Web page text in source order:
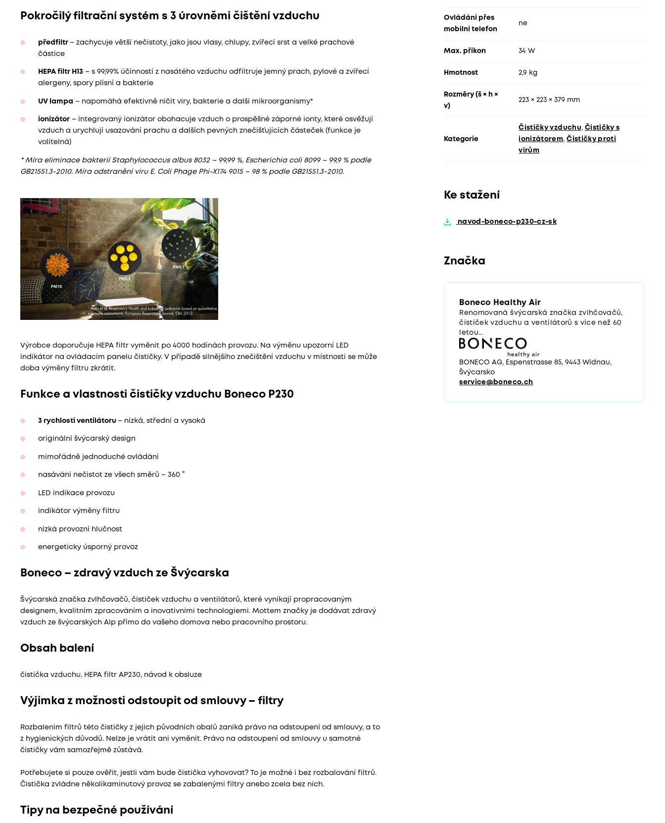
Pokročilý filtrační systém s 3 úrovněmi čištění vzduchu
předfiltr – zachycuje větší nečistoty, jako jsou vlasy, chlupy, zvířecí srst a velké prachové
částice
HEPA filtr H13– s 99,99% účinností z nasátého vzduchu odfiltruje jemný prach, pylové a zvířecí
alergeny, spory plísní a bakterie
UV lampa – napomáhá efektivně ničit viry, bakterie a další mikroorganismy*
ionizátor– integrovaný ionizátor obohacuje vzduch o prospěšné záporné ionty, které osvěžují
vzduch a urychlují usazování prachu a dalších pevných znečišťujících částeček (funkce je
volitelná)
* Míra eliminace bakterií Staphylococcus albus 8032 – 99,99 %, Escherichia coli 8099 – 99,9 % podle
GB21551.3-2010. Míra odstranění viru E. Coli Phage Phi-X174 9015 – 98 % podle GB21551.3-2010.
Výrobce doporučuje HEPA filtr vyměnit po 4000 hodinách provozu. Na výměnu upozorní LED
indikátor na ovládacím panelu čističky. V případě silnějšího znečištění vzduchu v místnosti se může
doba výměny filtru zkrátit.
Funkce a vlastnosti čističky vzduchu Boneco P230
3 rychlosti ventilátoru – nízká, střední a vysoká
originální švýcarský design
mimořádně jednoduché ovládání
nasávání nečistot ze všech směrů – 360 °
LED indikace provozu
indikátor výměny filtru
nízká provozní hlučnost
energeticky úsporný provoz
Boneco – zdravý vzduch ze Švýcarska
Švýcarská značka zvlhčovačů, čističek vzduchu a ventilátorů, které vynikají propracovaným
designem, kvalitním zpracováním a inovativními technologiemi. Mottem značky je dodávat zdravý
vzduch ze švýcarských Alp přímo do vašeho domova nebo pracovního prostoru.
Obsah balení
čistička vzduchu, HEPA filtr AP230, návod k obsluze
Výjimka z možnosti odstoupit od smlouvy – filtry
Rozbalením filtrů této čističky z jejich původních obalů zaniká právo na odstoupení od smlouvy, a to
z hygienických důvodů. Nelze je vrátit ani vyměnit. Právo na odstoupení od smlouvy u samotné
čističky vám samozřejmě zůstává.
Potřebujete si pouze ověřit, jestli vám bude čistička vyhovovat? To je možné i bez rozbalování filtrů.
Čistička zvládne několikaminutový provoz se zabalenými filtry anebo zcela bez nich.
Tipy na bezpečné používání
Ovládání přes
mobilní telefon
ne
Max. příkon 34 W
Hmotnost 2,9 kg
Rozměry (š × h ×
v)
223 × 223 × 379 mm
Kategorie
Čističky vzduchu, Čističky s
ionizátorem,Čističky proti
virům
Ke stažení
navod-boneco-p230-cz-sk
Značka
Boneco Healthy Air
Renomovaná švýcarská značka zvlhčovačů,
čističek vzduchu a ventilátorů s více než 60
letou...
BONECO AG, Espenstrasse 85, 9443 Widnau,
Švýcarsko
service@boneco.ch